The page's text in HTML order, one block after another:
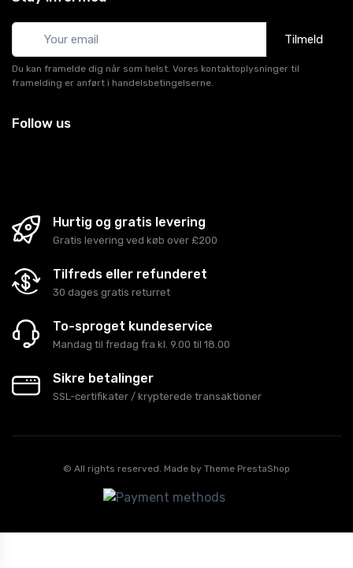
Tilmeld
Du kan framelde dig når som helst. Vores kontaktoplysninger til
framelding er anført i handelsbetingelserne.
Follow us
Hurtig og gratis levering
Gratis levering ved køb over £200
Tilfreds eller refunderet
30 dages gratis returret
To-sproget kundeservice
Mandag til fredag fra kl. 9.00 til 18.00
Sikre betalinger
SSL-certifikater / krypterede transaktioner
© All rights reserved. Made by Theme PrestaShop